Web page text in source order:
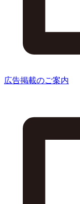
広告掲載のご案内